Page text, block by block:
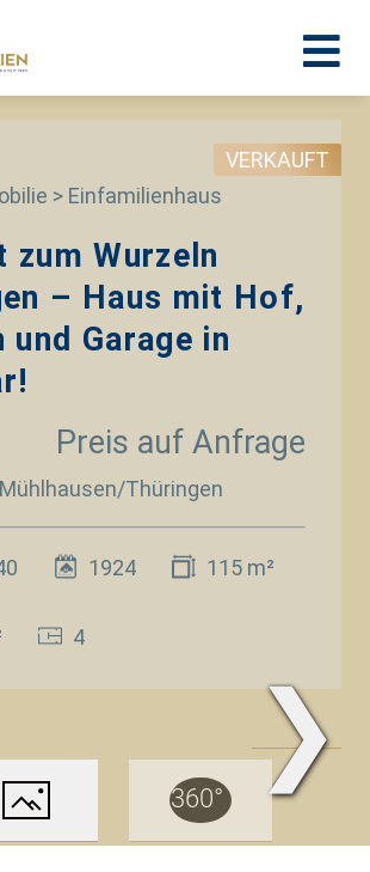
> Einfamilienhaus
VERKAUFT
zum Wurzeln
– Haus mit Hof,
und Garage in
Thüringen
Preis auf Anfrage
1924 115 m²
4
❯